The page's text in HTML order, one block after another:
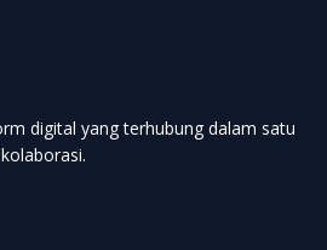
digital yang terhubung dalam satu